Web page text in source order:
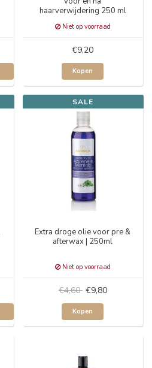
haarverwijdering 250 ml
Niet op voorraad
€9,20
Kopen
SALE
Extra droge olie voor pre &
afterwax | 250ml
Niet op voorraad
€4,60 €9,80
Kopen